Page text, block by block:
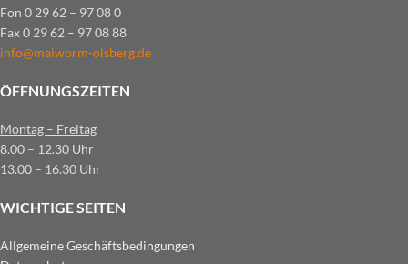
Fon 0 29 62 – 97 08 0
Fax 0 29 62 – 97 08 88
info@maiworm-olsberg.de
ÖFFNUNGSZEITEN
Montag – Freitag
8.00 – 12.30 Uhr
13.00 – 16.30 Uhr
WICHTIGE SEITEN
Allgemeine Geschäftsbedingungen